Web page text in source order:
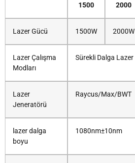
1500
2000
Lazer Gücü 1500W 2000W
Lazer Çalışma
Modları
Sürekli Dalga Lazer
Lazer
Jeneratörü
Raycus/Max/BWT
lazer dalga
boyu
1080nm±10nm